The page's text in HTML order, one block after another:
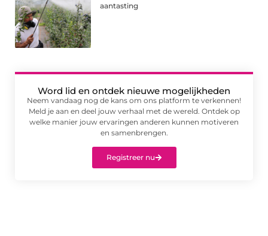
aantasting
Word lid en ontdek nieuwe mogelijkheden
Neem vandaag nog de kans om ons platform te verkennen!
Meld je aan en deel jouw verhaal met de wereld. Ontdek op
welke manier jouw ervaringen anderen kunnen motiveren
en samenbrengen.
Registreer nu